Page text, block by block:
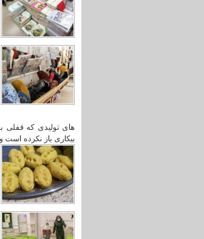
های تولیدی که قفلی
بیکاری باز نکرده است